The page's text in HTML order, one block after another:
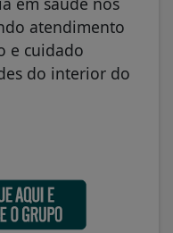
atendimento
e cuidado
do interior do